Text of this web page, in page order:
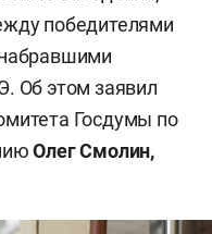
победителями
Об этом заявил
Госдумы по
Олег Смолин,